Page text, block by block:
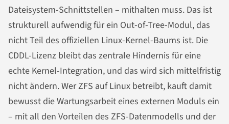
Dateisystem-Schnittstellen – mithalten muss. Das ist
strukturell aufwendig für ein Out-of-Tree-Modul, das
nicht Teil des offiziellen Linux-Kernel-Baums ist. Die
CDDL-Lizenz bleibt das zentrale Hindernis für eine
echte Kernel-Integration, und das wird sich mittelfristig
nicht ändern. Wer ZFS auf Linux betreibt, kauft damit
bewusst die Wartungsarbeit eines externen Moduls ein
– mit all den Vorteilen des ZFS-Datenmodells und der